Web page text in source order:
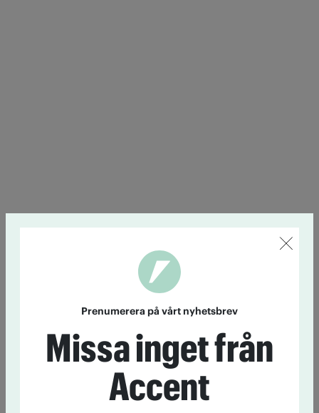
Prenumerera på vårt nyhetsbrev
Missa inget från
Accent